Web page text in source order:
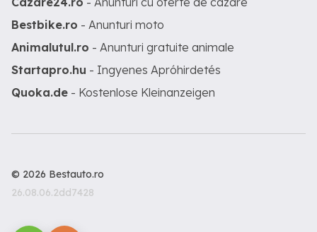
Bestbike.ro - Anunturi moto
Animalutul.ro - Anunturi gratuite animale
Startapro.hu - Ingyenes Apróhirdetés
Quoka.de - Kostenlose Kleinanzeigen
© 2026 Bestauto.ro
26.08.06.2dd7428